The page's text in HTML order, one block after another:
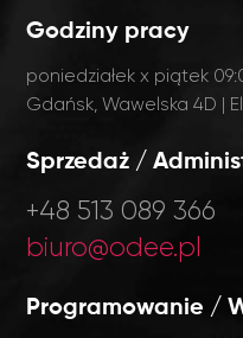
Godziny pracy
poniedziałek x piątek
Gdańsk, Wawelska 4D |
Sprzedaż /
+48 513 089 366
biuro@odee.pl
Programowanie /